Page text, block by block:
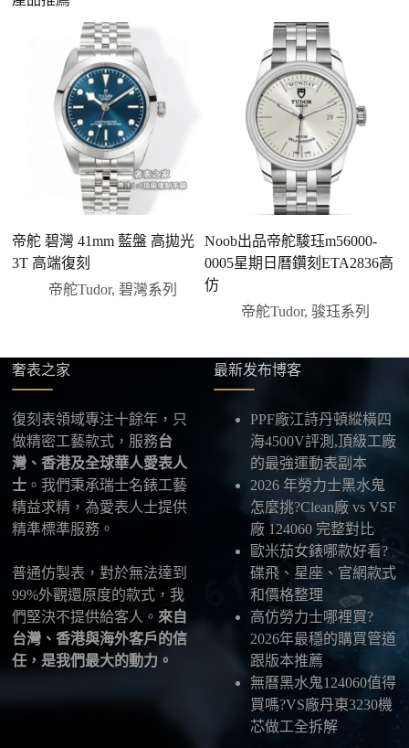
們會先幫您確認版本與實際價格。
二、確認款式與價格
客服會與您確認品牌、尺寸、顏色、配件等細節，如
有現貨會直接幫您預留；若需要排單，我們也會事先
說明大約出貨時間。
三、安排付款方式
您可以選擇先付少量訂金預留貨品，餘款在出貨
前或收到實拍照片後再支付；也可以一次性全額
付款，我們會在原有價格基礎上盡量幫您爭取更
優惠的方案。部分地區可協助安排較安全的到付
方式，具體以當下說明為準。
發給我們，我們會為您選擇合適的物流公司，全程提
供最新物流資訊與查件連結。
五、海外寄送說明
本店支援寄送至香港、澳門、台灣、欧美以及其他海
外地區，運費會依照目的地與物流方案另行報價，客
服在出貨前會跟您確認清楚。
最後：喜歡就別拖太久，有些熱門款現貨數量有
限，早一步確認，就能早一點戴上喜歡的腕錶。
帝舵 碧灣 41mm 藍盤 高拋光
3T 高端復刻
帝舵Tudor, 碧灣系列
Noob出品帝舵駿珏m56000-
0005星期日曆鑽刻ETA2836高
仿
帝舵Tudor, 骏珏系列
奢表之家
復刻表領域專注十餘年，只
做精密工藝款式，服務台
灣、香港及全球華人愛表人
士 。我們秉承瑞士名錶工藝
精益求精，為愛表人士提供
精準標準服務。
普通仿製表，對於無法達到
99%外觀還原度的款式，我
們堅決不提供給客人。 來自
台灣、香港與海外客戶的信
任，是我們最大的動力。
最新发布博客
PPF廠江詩丹頓縱橫四
海4500V評測,頂級工廠
的最強運動表副本
2026 年勞力士黑水鬼
怎麼挑?Clean廠 vs VSF
廠 124060 完整對比
歐米茄女錶哪款好看?
碟飛、星座、官網款式
和價格整理
高仿勞力士哪裡買?
2026年最穩的購買管道
跟版本推薦
無曆黑水鬼124060值得
買嗎?VS廠丹東3230機
芯做工全拆解